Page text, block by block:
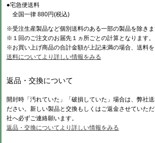
●宅急便送料
全国一律 880円(税込)
※受注生産製品など個別送料のある一部の製品を除きま
※１回のご注文のお届先１ヵ所ごとの計算となります。
※お買い上げ商品の合計金額が上記未満の場合、送料を
送料についてより詳しい情報をみる
返品・交換について
開封時「汚れていた」「破損していた」場合は、弊社
ださい。新しい製品と交換もしくはご返金させていた
社へ必ずご連絡願います。
返品・交換についてより詳しい情報をみる